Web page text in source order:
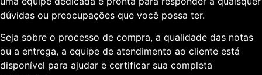
dúvidas ou preocupações que você possa ter.
Seja sobre o processo de compra, a qualidade das notas
ou a entrega, a equipe de atendimento ao cliente está
disponível para ajudar e certificar sua completa